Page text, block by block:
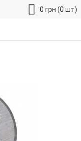
0 грн (0 шт)